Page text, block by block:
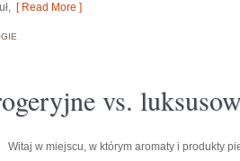
[ Read More ]
vs.
Witaj w miejscu, w którym aromaty i produkty